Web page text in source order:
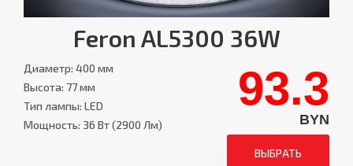
Feron AL5300 36W
Диаметр: 400 мм 93.3
BYN
Высота: 77 мм
Тип лампы: LED
Мощность: 36 Вт (2900 Лм)
ВЫБРАТЬ